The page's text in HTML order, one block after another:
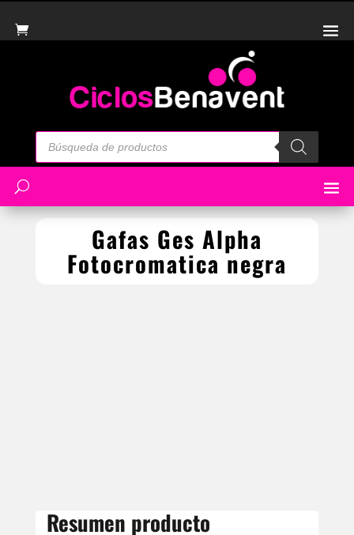
Búsqueda
de
Gafas Ges Alpha
Fotocromatica negra
Resumen producto